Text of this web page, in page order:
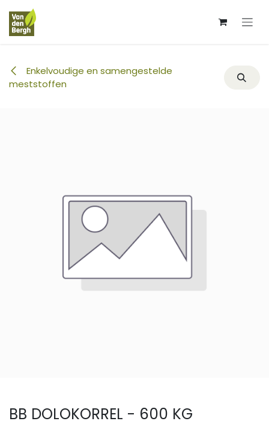
Overslaan naar inhoud
Enkelvoudige en samengestelde
meststoffen
BB DOLOKORREL - 600 KG